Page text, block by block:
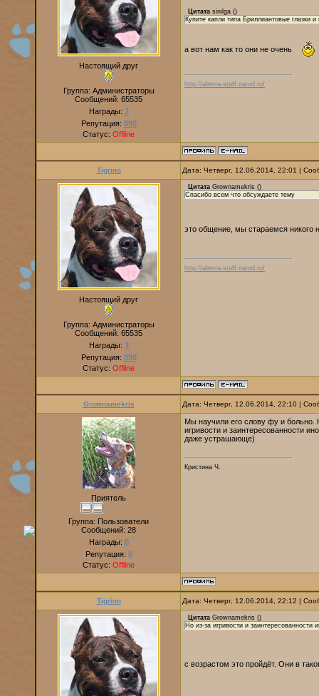
Настоящий друг
Группа: Администраторы
Сообщений: 65535
Награды: 3
Репутация: 890
Статус: Offline
Цитата sinilga ()
Купите капли типа Бриллиантовые глазки и
а вот нам как то они не очень
http://alterra-staff.narod.ru/
Tigrino Дата: Четверг, 12.06.2014, 22:01 |
Настоящий друг
Группа: Администраторы
Сообщений: 65535
Награды: 3
Репутация: 890
Статус: Offline
Цитата Grownamekris ()
Спасибо всем что обсуждаете тему
это общение, мы стараемся никого
http://alterra-staff.narod.ru/
Grownamekris Дата: Четверг, 12.06.2014, 22:10 |
Приятель
Группа: Пользователи
Сообщений: 28
Награды: 0
Репутация: 0
Статус: Offline
Мы научили его слову фу и больно.
игривости и заинтересованности
даже устрашающе)
Кристина Ч.
Tigrino Дата: Четверг, 12.06.2014, 22:12 |
Цитата Grownamekris ()
Но из-за игривости и заинтересованности
с возрастом это пройдёт. Они в